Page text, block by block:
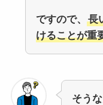
ですので、
長
けることが重
そう